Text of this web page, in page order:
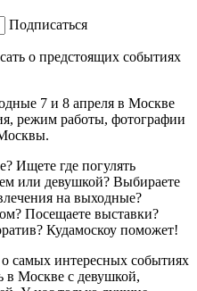
Подписаться
о предстоящих событиях
7 и 8 апреля в Москве
режим работы, фотографии
Ищете где погулять
или девушкой? Выбираете
на выходные?
Посещаете выставки?
Кудамоскоу поможет!
самых интересных событиях
Москве с девушкой,